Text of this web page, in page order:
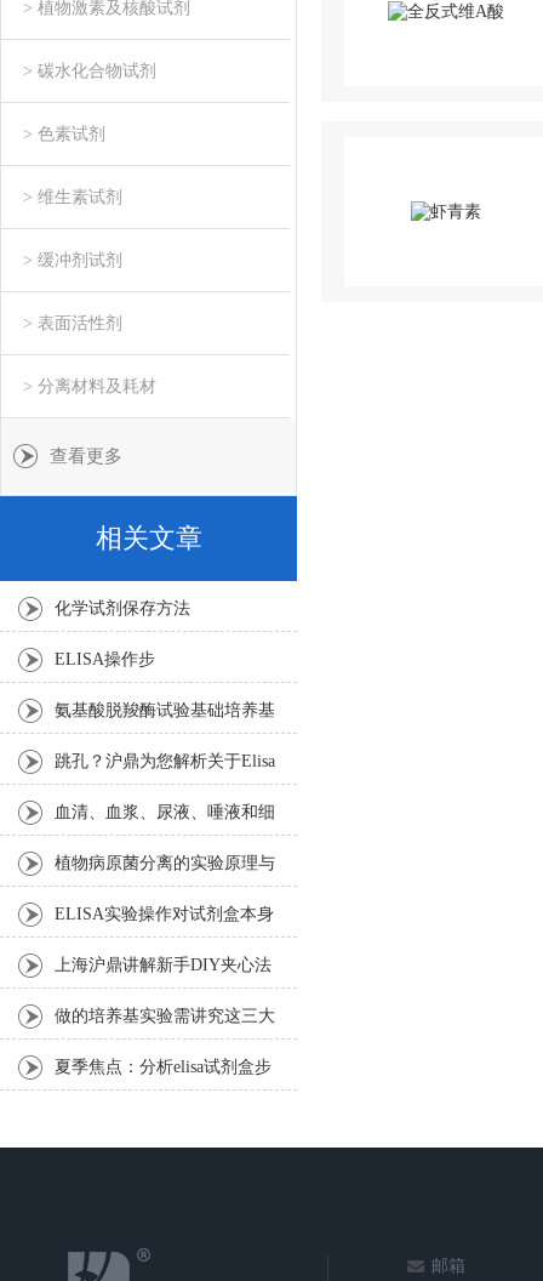
> 植物激素及核酸试剂
> 碳水化合物试剂
> 色素试剂
> 维生素试剂
> 缓冲剂试剂
> 表面活性剂
> 分离材料及耗材
查看更多
相关文章
化学试剂保存方法
ELISA操作步
氨基酸脱羧酶试验基础培养基
的使用方法以及注意事项
跳孔？沪鼎为您解析关于Elisa
跳孔相关问题
血清、血浆、尿液、唾液和细
胞的收集和处理方法
植物病原菌分离的实验原理与
操作步骤
ELISA实验操作对试剂盒本身
的影响
上海沪鼎讲解新手DIY夹心法
elisa技术指南
做的培养基实验需讲究这三大
操作原则
夏季焦点：分析elisa试剂盒步
邮箱